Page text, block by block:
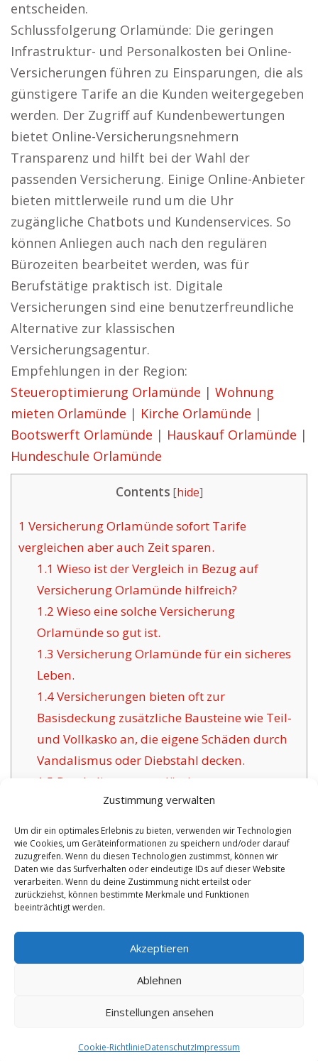
Zustimmung verwalten
Um dir ein optimales Erlebnis zu bieten, verwenden wir Technologien
wie Cookies, um Geräteinformationen zu speichern und/oder darauf
zuzugreifen. Wenn du diesen Technologien zustimmst, können wir
Daten wie das Surfverhalten oder eindeutige IDs auf dieser Website
verarbeiten. Wenn du deine Zustimmung nicht erteilst oder
zurückziehst, können bestimmte Merkmale und Funktionen
beeinträchtigt werden.
Akzeptieren
Ablehnen
Einstellungen ansehen
Cookie-RichtlinieDatenschutzImpressum
entscheiden.
Schlussfolgerung Orlamünde: Die geringen
Infrastruktur- und Personalkosten bei Online-
Versicherungen führen zu Einsparungen, die als
günstigere Tarife an die Kunden weitergegeben
werden. Der Zugriff auf Kundenbewertungen
bietet Online-Versicherungsnehmern
Transparenz und hilft bei der Wahl der
passenden Versicherung. Einige Online-Anbieter
bieten mittlerweile rund um die Uhr
zugängliche Chatbots und Kundenservices. So
können Anliegen auch nach den regulären
Bürozeiten bearbeitet werden, was für
Berufstätige praktisch ist. Digitale
Versicherungen sind eine benutzerfreundliche
Alternative zur klassischen
Versicherungsagentur.
Empfehlungen in der Region:
Steueroptimierung Orlamünde | Wohnung
mieten Orlamünde | Kirche Orlamünde |
Bootswerft Orlamünde | Hauskauf Orlamünde |
Hundeschule Orlamünde
Contents [hide]
1 Versicherung Orlamünde sofort Tarife
vergleichen aber auch Zeit sparen.
1.1 Wieso ist der Vergleich in Bezug auf
Versicherung Orlamünde hilfreich?
1.2 Wieso eine solche Versicherung
Orlamünde so gut ist.
1.3 Versicherung Orlamünde für ein sicheres
Leben.
1.4Versicherungen bieten oft zur
Basisdeckung zusätzliche Bausteine wie Teil-
und Vollkasko an, die eigene Schäden durch
Vandalismus oder Diebstahl decken.
1.5 Das Anliegen zuverlässiger
Versicherungsgesellschaften für Orlamünde:
1.6
Die Vorzüge der hier angebotenen
Versicherung in Orlamünde:
1.6.1Persönliche Absicherungen mit
Betreuung:
No tags for this post.
Copyright 2026 by digi-versicherung.de - Versicherung in der Nähe |
7.8.2026